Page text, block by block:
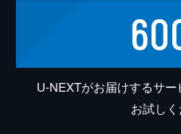
U-NEXTがお届けするサ
お試しく